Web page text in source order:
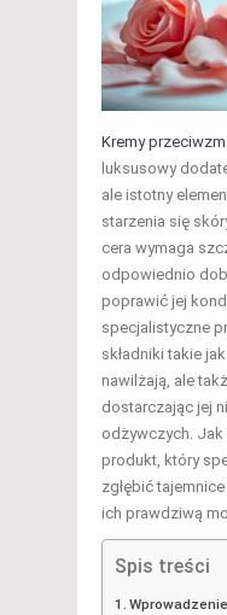
Kremy
luksusowy
ale istotny
starzenia się
cera wymaga
odpowiednio
poprawić jej
specjalistyczne
składniki takie
nawilżają, ale
dostarczając jej
odżywczych. Jak
produkt, który
zgłębić
ich prawdziwą
Spis treści